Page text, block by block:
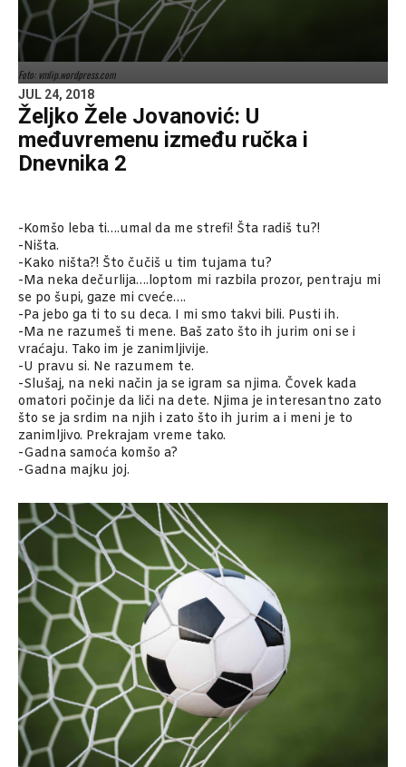
Foto: vmlip.wordpress.com
JUL 24, 2018
Željko Žele Jovanović: U
međuvremenu između ručka i
Dnevnika 2
-Komšo leba ti….umal da me strefi! Šta radiš tu?!
-Ništa.
-Kako ništa?! Što čučiš u tim tujama tu?
-Ma neka dečurlija….loptom mi razbila prozor, pentraju mi
se po šupi, gaze mi cveće….
-Pa jebo ga ti to su deca. I mi smo takvi bili. Pusti ih.
-Ma ne razumeš ti mene. Baš zato što ih jurim oni se i
vraćaju. Tako im je zanimljivije.
-U pravu si. Ne razumem te.
-Slušaj, na neki način ja se igram sa njima. Čovek kada
omatori počinje da liči na dete. Njima je interesantno zato
što se ja srdim na njih i zato što ih jurim a i meni je to
zanimljivo. Prekrajam vreme tako.
-Gadna samoća komšo a?
-Gadna majku joj.